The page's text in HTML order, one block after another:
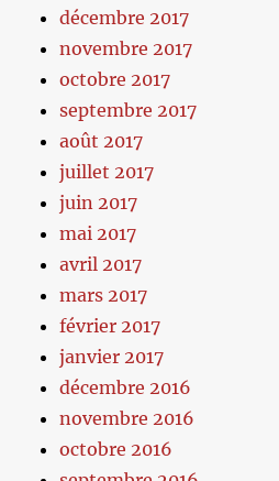
décembre 2017
novembre 2017
octobre 2017
septembre 2017
août 2017
juillet 2017
juin 2017
mai 2017
avril 2017
mars 2017
février 2017
janvier 2017
décembre 2016
novembre 2016
octobre 2016